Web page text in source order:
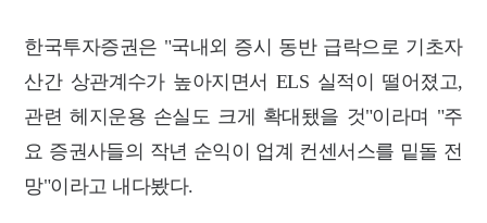
한국투자증권은 "국내외 증시 동반 급락으로 기초자
산간 상관계수가 높아지면서 ELS 실적이 떨어졌고,
관련 헤지운용 손실도 크게 확대됐을 것"이라며 "주
요 증권사들의 작년 순익이 업계 컨센서스를 밑돌 전
망"이라고 내다봤다.